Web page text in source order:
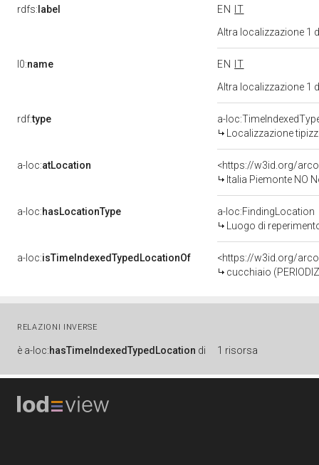
rdfs: label EN
IT
Altra localizzazione 1
l0:name EN
IT
Altra localizzazione 1
rdf:type
a-
Localizzazione
a-loc:atLocation
<https://w3id.org/
Italia Piemonte NO
a-loc:hasLocationType
a-loc:FindingLocation
Luogo di
a-loc:isTimeIndexedTypedLocationOf
<https://w3id.org/
cucchiaio
RELAZIONI INVERSE
è a-loc:hasTimeIndexedTypedLocation di 1 risorsa